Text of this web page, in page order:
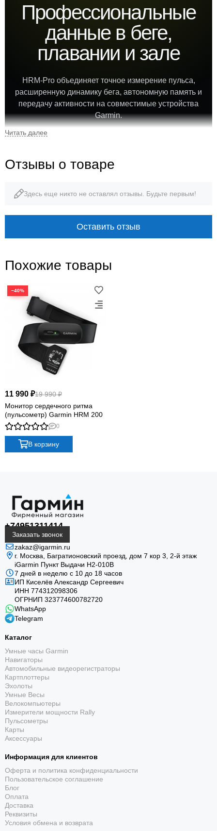
Профессиональные
данные в беге,
плавании и зале
HRM-Pro объединяет точное измерение пульса,
расширенную динамику бега, автономную память и
передачу активности на совместимые устройства
Garmin.
подключение
ТОЧНОСТЬ · СОВМЕСТИМОСТЬ ·
Garmin HRM-Pro: данные,
которым можно доверять
Нагрудное измерение фиксирует электрические
показатели во время интенсивных тренировок,
когда оптический датчик на запястье может
Пульс и HRV
Передаёт пульс и вариабельность сердечного
ритма на совместимые устройства.
использовании совместимых часов Garmin.
Отзывы о товаре
Здесь еще никто не оставлял отзывы. Будьте первым!
Оставить отзыв
Похожие товары
−40%
11 990 ₽19 990 ₽
Монитор сердечного ритма
(пульсометр) Garmin HRM 200
0
В корзину
+74951311414
Заказать звонок
zakaz@igarmin.ru
г. Москва, Багратионовский проезд, дом 7 кор 3, 2-й этаж
iGarmin Пункт Выдачи Н2-010В
7 дней в неделю с 10 до 18 часов
ИП Киселёв Александр Сергеевич
ИНН 774312098306
ОГРНИП 323774600782720
WhatsApp
Telegram
Каталог
Умные часы Garmin
Навигаторы
Автомобильные видеорегистраторы
Картплоттеры
Эхолоты
Умные Весы
Велокомпьютеры
Измерители мощности Rally
Пульсометры
Карты
Аксессуары
Информация для клиентов
Оферта и политика конфиденциальности
Пользовательское соглашение
Блог
Оплата
Доставка
Реквизиты
Условия обмена и возврата